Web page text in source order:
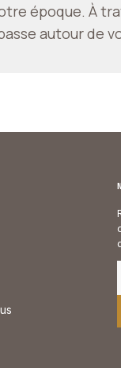
époque. À
autour de